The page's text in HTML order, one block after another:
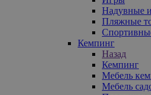
Надувные
Пляжные
Кемпинг
Назад
Кемпинг
Мебель
Мебель